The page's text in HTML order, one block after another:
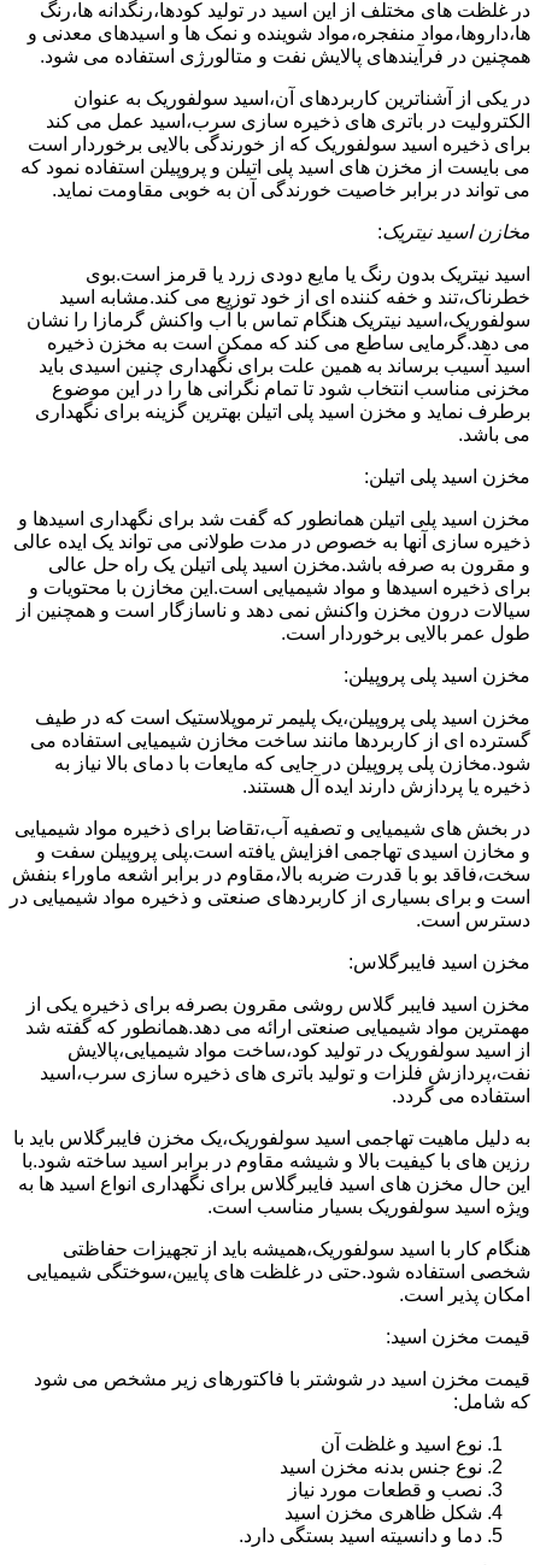
در غلظت های مختلف از این اسید در تولید کودها،رنگدانه ها،رنگ
ها،داروها،مواد منفجره،مواد شوینده و نمک ها و اسیدهای معدنی و
همچنین در فرآیندهای پالایش نفت و متالورژی استفاده می شود.
در یکی از آشناترین کاربردهای آن،اسید سولفوریک به عنوان
الکترولیت در باتری های ذخیره سازی سرب،اسید عمل می کند
برای ذخیره اسید سولفوریک که از خورندگی بالایی برخوردار است
می بایست از مخزن های اسید پلی اتیلن و پروپیلن استفاده نمود که
می تواند در برابر خاصیت خورندگی آن به خوبی مقاومت نماید.
مخازن اسید نیتریک:
اسید نیتریک بدون رنگ یا مایع دودی زرد یا قرمز است.بوی
خطرناک،تند و خفه کننده ای از خود توزیع می کند.مشابه اسید
سولفوریک،اسید نیتریک هنگام تماس با آب واکنش گرمازا را نشان
می دهد.گرمایی ساطع می کند که ممکن است به مخزن ذخیره
اسید آسیب برساند به همین علت برای نگهداری چنین اسیدی باید
مخزنی مناسب انتخاب شود تا تمام نگرانی ها را در این موضوع
برطرف نماید و مخزن اسید پلی اتیلن بهترین گزینه برای نگهداری
می باشد.
مخزن اسید پلی اتیلن:
مخزن اسید پلی اتیلن همانطور که گفت شد برای نگهداری اسیدها و
ذخیره سازی آنها به خصوص در مدت طولانی می تواند یک ایده عالی
و مقرون به صرفه باشد.مخزن اسید پلی اتیلن یک راه حل عالی
برای ذخیره اسیدها و مواد شیمیایی است.این مخازن با محتویات و
سیالات درون مخزن واکنش نمی دهد و ناسازگار است و همچنین از
طول عمر بالایی برخوردار است.
مخزن اسید پلی پروپیلن:
مخزن اسید پلی پروپیلن،یک پلیمر ترموپلاستیک است که در طیف
گسترده ای از کاربردها مانند ساخت مخازن شیمیایی استفاده می
شود.مخازن پلی پروپیلن در جایی که مایعات با دمای بالا نیاز به
ذخیره یا پردازش دارند ایده آل هستند.
در بخش های شیمیایی و تصفیه آب،تقاضا برای ذخیره مواد شیمیایی
و مخازن اسیدی تهاجمی افزایش یافته است.پلی پروپیلن سفت و
سخت،فاقد بو با قدرت ضربه بالا،مقاوم در برابر اشعه ماوراء بنفش
است و برای بسیاری از کاربردهای صنعتی و ذخیره مواد شیمیایی در
دسترس است.
مخزن اسید فایبرگلاس:
مخزن اسید فایبر گلاس روشی مقرون بصرفه برای ذخیره یکی از
مهمترین مواد شیمیایی صنعتی ارائه می دهد.همانطور که گفته شد
از اسید سولفوریک در تولید کود،ساخت مواد شیمیایی،پالایش
نفت،پردازش فلزات و تولید باتری های ذخیره سازی سرب،اسید
استفاده می گردد.
به دلیل ماهیت تهاجمی اسید سولفوریک،یک مخزن فایبرگلاس باید با
رزین های با کیفیت بالا و شیشه مقاوم در برابر اسید ساخته شود.با
این حال مخزن های اسید فایبرگلاس برای نگهداری انواع اسید ها به
ویژه اسید سولفوریک بسیار مناسب است.
هنگام کار با اسید سولفوریک،همیشه باید از تجهیزات حفاظتی
شخصی استفاده شود.حتی در غلظت های پایین،سوختگی شیمیایی
امکان پذیر است.
قیمت مخزن اسید:
قیمت مخزن اسید در شوشتر با فاکتورهای زیر مشخص می شود
که شامل:
نوع اسید و غلظت آن
نوع جنس بدنه مخزن اسید
نصب و قطعات مورد نیاز
شکل ظاهری مخزن اسید
دما و دانسیته اسید بستگی دارد.